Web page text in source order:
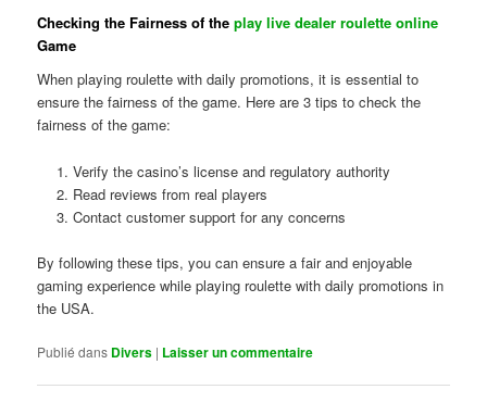
Checking the Fairness of theplay live dealer roulette online
Game
When playing roulette with daily promotions, it is essential to
ensure the fairness of the game. Here are 3 tips to check the
fairness of the game:
Verify the casino’s license and regulatory authority
Read reviews from real players
Contact customer support for any concerns
By following these tips, you can ensure a fair and enjoyable
gaming experience while playing roulette with daily promotions in
the USA.
Publié dans Divers | Laisser un commentaire